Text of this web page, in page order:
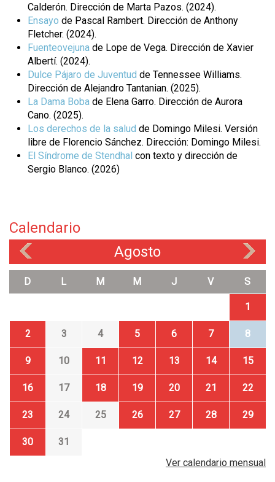
Calderón. Dirección de Marta Pazos. (2024).
Ensayo de Pascal Rambert. Dirección de Anthony
Fletcher. (2024).
Fuenteovejuna de Lope de Vega. Dirección de Xavier
Albertí. (2024).
Dulce Pájaro de Juventud de Tennessee Williams.
Dirección de Alejandro Tantanian. (2025).
La Dama Boba de Elena Garro. Dirección de Aurora
Cano. (2025).
Los derechos de la salud de Domingo Milesi. Versión
libre de Florencio Sánchez. Dirección: Domingo Milesi.
El Síndrome de Stendhal con texto y dirección de
Sergio Blanco. (2026)
Calendario
Agosto
D L M M J V S
1
2 3 4 5 6 7 8
9 10 11 12 13 14 15
16 17 18 19 20 21 22
23 24 25 26 27 28 29
30
31
Ver calendario mensual